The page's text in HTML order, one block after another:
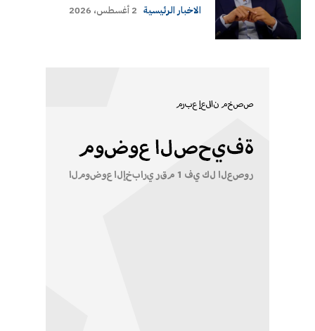
الاخبار الرئيسية 2 أغسطس، 2026